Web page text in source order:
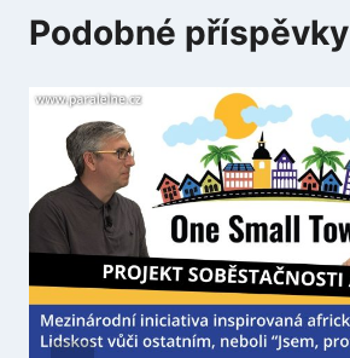
Podobné příspěvky